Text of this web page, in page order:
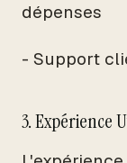
dépenses
- Support
3. Expérience